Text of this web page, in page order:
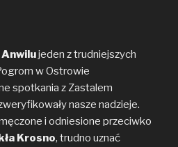
Anwilujeden z trudniejszych
w Ostrowie
spotkania z Zastalem
nasze nadzieje.
i odniesione przeciwko
Krosno, trudno uznać